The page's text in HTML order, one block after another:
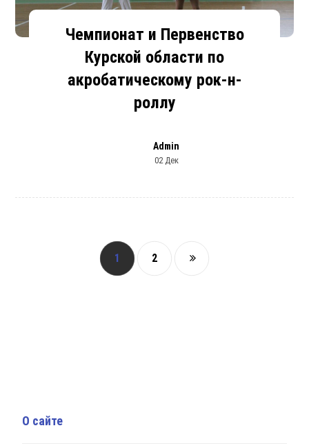
Чемпионат и Первенство
Курской области по
акробатическому рок-н-
роллу
Admin
02 Дек
1 2
О сайте